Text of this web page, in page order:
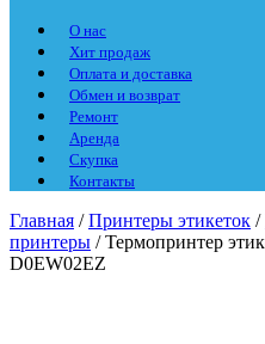
О нас
Хит продаж
Оплата и доставка
Обмен и возврат
Ремонт
Аренда
Скупка
Контакты
Главная /Принтеры этикеток /
принтеры / Термопринтер
D0EW02EZ